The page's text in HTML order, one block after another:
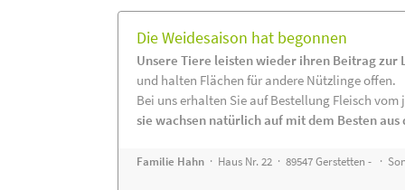
Die Weidesaison hat begonnen
Unsere Tiere leisten wieder ihren Beitrag zur
und halten Flächen für andere Nützlinge offen.
Bei uns erhalten Sie auf Bestellung Fleisch
sie wachsen natürlich auf mit dem Besten aus
Familie Hahn · Haus Nr. 22 · 89547 Gerstetten - ·